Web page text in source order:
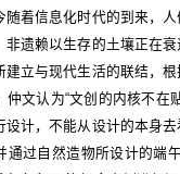
随着信息化时代的到来，
非遗赖以生存的土壤正在
建立与现代生活的联结，
文认为“文创的内核不在
设计，不能从设计的本身
过自然造物所设计的端